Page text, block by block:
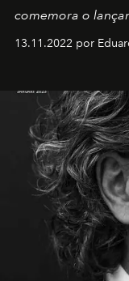
comemora o
13.11.2022 por